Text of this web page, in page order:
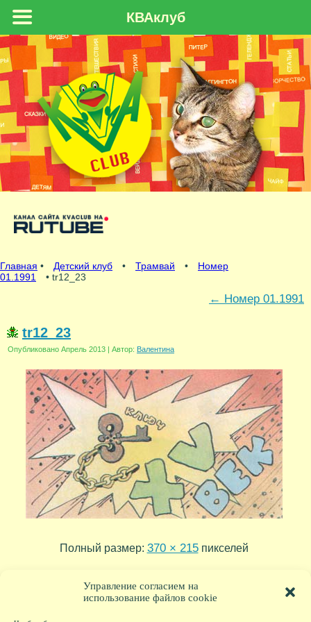
Управление согласием на
использование файлов cookie
Главная • Детский клуб • Трамвай •
Номер
01.1991
• tr12_23
← Номер 01.1991
tr12_23
Опубликовано Апрель 2013 | Автор: Валентина
Полный размер: 370 × 215пикселей
КВАклуб